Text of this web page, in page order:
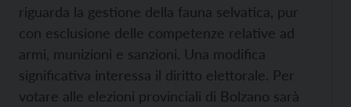
riguarda la gestione della fauna selvatica, pur
con esclusione delle competenze relative ad
armi, munizioni e sanzioni. Una modifica
significativa interessa il diritto elettorale. Per
votare alle elezioni provinciali di Bolzano sarà